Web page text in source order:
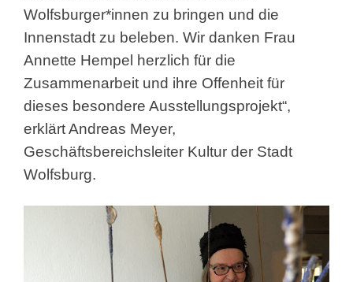
Wolfsburger*innen zu bringen und die
Innenstadt zu beleben. Wir danken Frau
Annette Hempel herzlich für die
Zusammenarbeit und ihre Offenheit für
dieses besondere Ausstellungsprojekt“,
erklärt Andreas Meyer,
Geschäftsbereichsleiter Kultur der Stadt
Wolfsburg.